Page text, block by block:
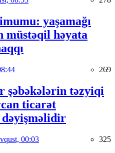
yaşamağı
müstəqil həyata
269
şəbəkələrin təzyiqi
ticarət
dəyişməlidir
00:03 325